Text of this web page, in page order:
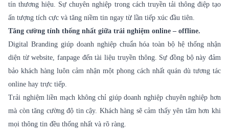
tín thương hiệu. Sự chuyên nghiệp trong cách truyền tải thông điệp tạo
ấn tượng tích cực và tăng niềm tin ngay từ lần tiếp xúc đầu tiên.
Tăng cường tính thống nhất giữa trải nghiệm online – offline.
Digital Brandinggiúp doanh nghiệp chuẩn hóa toàn bộ hệ thống nhận
diện từ website, fanpage đến tài liệu truyền thông. Sự đồng bộ này đảm
bảo khách hàng luôn cảm nhận một phong cách nhất quán dù tương tác
online hay trực tiếp.
Trải nghiệm liền mạch không chỉ giúp doanh nghiệp chuyên nghiệp hơn
mà còn tăng cường độ tin cậy. Khách hàng sẽ cảm thấy yên tâm hơn khi
mọi thông tin đều thống nhất và rõ ràng.